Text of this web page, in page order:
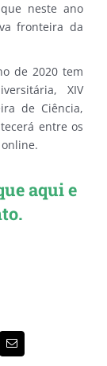
neste ano
fronteira da
de 2020 tem
XIV
de Ciência,
entre os
aqui e
E-
mail